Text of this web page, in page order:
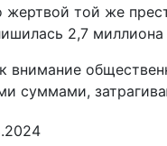
жертвой той же
2,7 миллиона
внимание
суммами,